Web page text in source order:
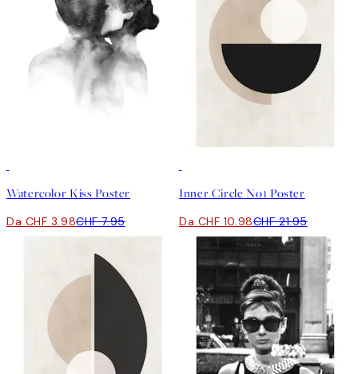
Watercolor Kiss Poster
Da CHF 3.98CHF 7.95
Inner Circle No1 Poster
Da CHF 10.98CHF 21.95